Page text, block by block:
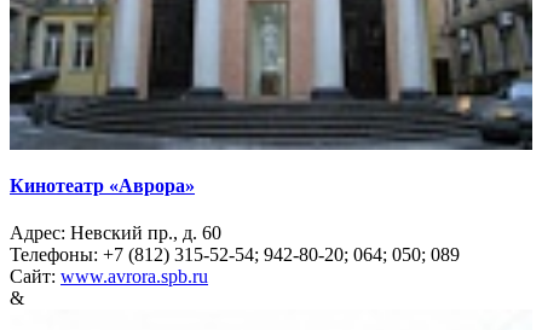
Кинотеатр «Аврора»
Адрес: Невский пр., д. 60
Телефоны: +7 (812) 315-52-54; 942-80-20; 064; 050; 089
Сайт: www.avrora.spb.ru
&